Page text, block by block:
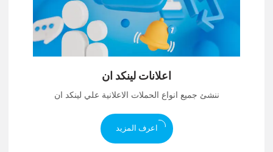
اعلانات لينكد ان
ننشئ جميع انواع الحملات الاعلانية علي لينكد ان
اعرف المزيد